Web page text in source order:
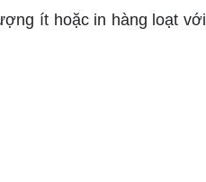
ít hoặc in hàng loạt với